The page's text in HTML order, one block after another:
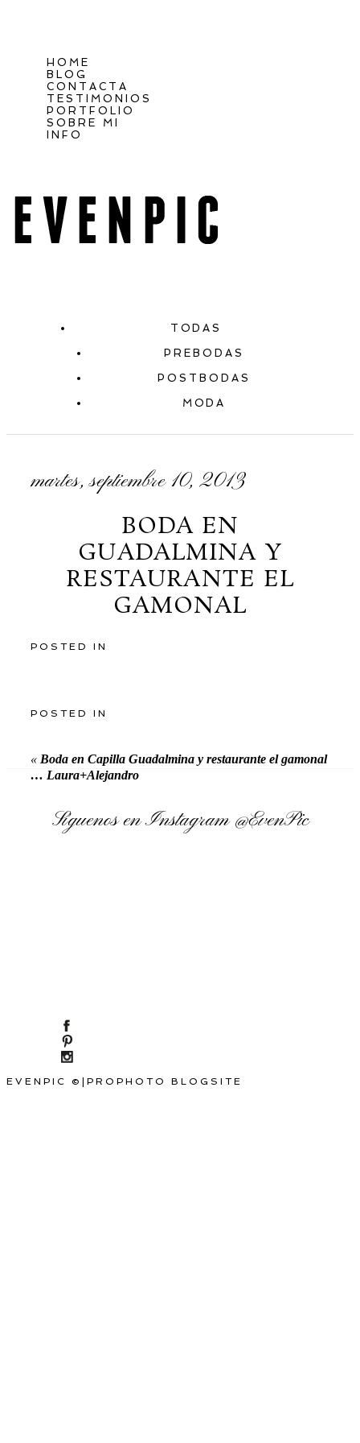
HOME
BLOG
CONTACTA
TESTIMONIOS
PORTFOLIO
SOBRE MI
INFO
TODAS
PREBODAS
POSTBODAS
MODA
martes, septiembre 10, 2013
BODA EN
GUADALMINA Y
RESTAURANTE EL
GAMONAL
POSTED IN
POSTED IN
« Boda en Capilla Guadalmina y restaurante el gamonal
… Laura+Alejandro
Síguenos en Instagram@EvenPic
EVENPIC © | PROPHOTO BLOGSITE